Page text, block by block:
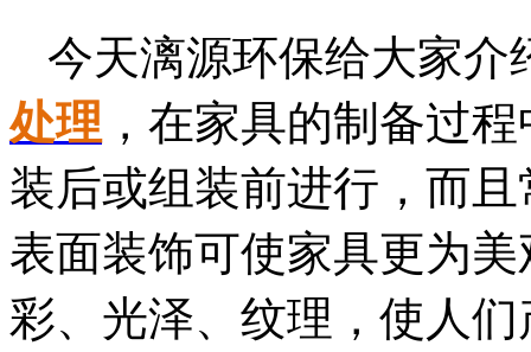
今天漓源环保给大家介
处理 ，在家具的制备过
装后或组装前进行，而
表面装饰可使家具更为
彩、光泽、纹理，使人